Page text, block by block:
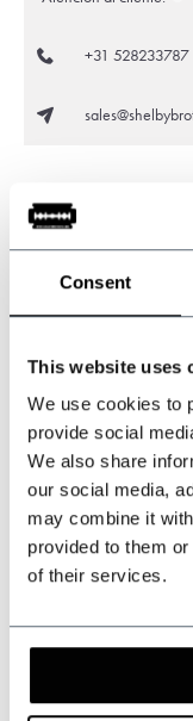
Consent
This website uses
We use cookies to
provide social
We also share
our social media,
may combine it
provided to them
of their services.
+31 528233787
Opiniones
Compre
Este